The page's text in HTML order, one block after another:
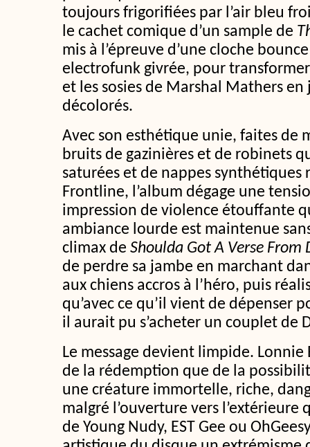
toujours frigorifiées par l’air bleu
le cachet comique d’un sample de
mis à l’épreuve d’une cloche
electrofunk givrée, pour
et les sosies de Marshal Mathers en
décolorés.
Avec son esthétique unie, faites de
bruits de gazinières et de robinets
saturées et de nappes
Frontline, l’album dégage une
impression de violence étouffante
ambiance lourde est maintenue
climax de Shoulda Got A Verse From
de perdre sa jambe en marchant
aux chiens accros à l’héro, puis
qu’avec ce qu’il vient de dépenser
il aurait pu s’acheter un couplet de
Le message devient limpide. Lonnie
de la rédemption que de la
une créature immortelle, riche,
malgré l’ouverture vers l’extérieure
de Young Nudy, EST Gee ou